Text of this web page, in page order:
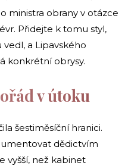
ministra obrany v otázce
Přidejte k tomu styl,
a Lipavského
konkrétní obrysy.
v útoku
šestiměsíční hranici.
dědictvím
vyšší, než kabinet